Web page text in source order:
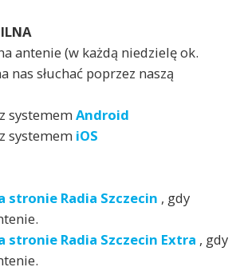
antenie (w każdą niedzielę ok.
nas słuchać poprzez naszą
systemem Android
systemem iOS
stronie Radia Szczecin , gdy
stronie Radia Szczecin Extra , gdy